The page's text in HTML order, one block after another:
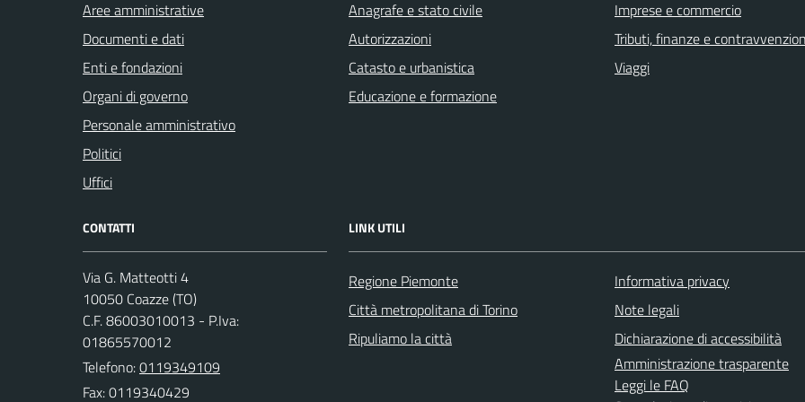
Aree amministrative
Documenti e dati
Enti e fondazioni
Organi di governo
Personale amministrativo
Politici
Uffici
Anagrafe e stato civile
Autorizzazioni
Catasto e urbanistica
Educazione e formazione
Imprese e commercio
Tributi, finanze e
Viaggi
CONTATTI
Via G. Matteotti 4
10050 Coazze (TO)
C.F. 86003010013 - P.Iva:
01865570012
Telefono:0119349109
Fax: 0119340429
LINK UTILI
Regione Piemonte
Città metropolitana di Torino
Ripuliamo la città
Informativa privacy
Note legali
Dichiarazione di accessibilità
Amministrazione trasparente
Leggi le FAQ